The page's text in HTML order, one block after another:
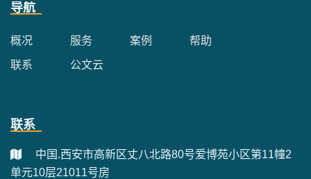
导航
概况 服务 案例 帮助
联系 公文云
联系
中国.西安市高新区丈八北路80号爱博苑小区第11幢2
单元10层21011号房